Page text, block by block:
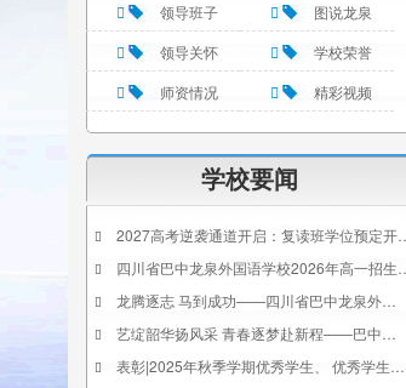
领导班子
图说龙泉
领导关怀
学校荣誉
师资情况
精彩视频
学校要闻
2027高考逆袭通道开启：复读班学位预定开…
四川省巴中龙泉外国语学校2026年高一招生…
龙腾逐志 马到成功——四川省巴中龙泉外…
艺绽韶华扬风采 青春逐梦赴新程——巴中…
表彰|2025年秋季学期优秀学生、 优秀学生…